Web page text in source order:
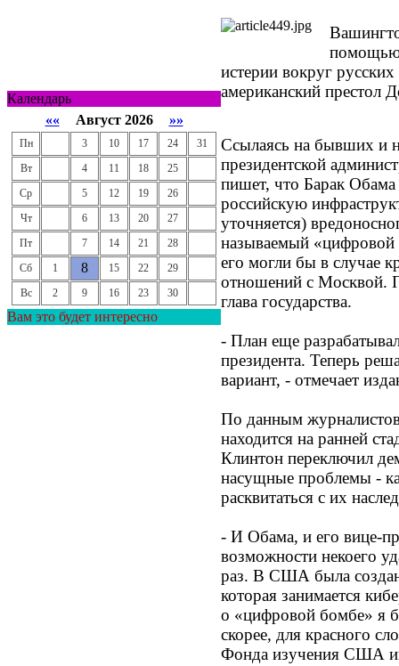
Календарь
««
Август 2026 »»
Пн 3 10 17 24
31
Вт
4 11 18
25
Ср
5 12 19
26
Чт
6 13 20
27
Пт
7 14 21
28
Сб
1 8 15 22
29
Вс
2 9 16 23 30
Вам это будет интересно
помощью
истерии вокруг
американский престол
Ссылаясь на бывших и
президентской
пишет, что Барак
российскую
уточняется)
называемый
его могли бы в случае
отношений с Москвой.
глава государства.
- План еще
президента. Теперь
вариант, - отмечает
По данным
находится на ранней
Клинтон переключил
насущные проблемы -
расквитаться с их
- И Обама, и его вице-
возможности некоего
раз. В США была
которая занимается
о «цифровой бомбе» я
скорее, для красного
Фонда изучения США